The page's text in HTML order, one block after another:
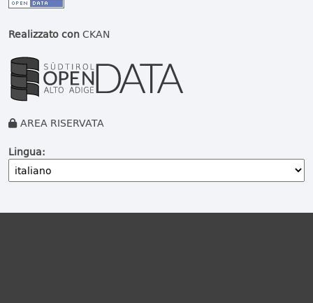
Realizzato conCKAN
AREA RISERVATA
Lingua